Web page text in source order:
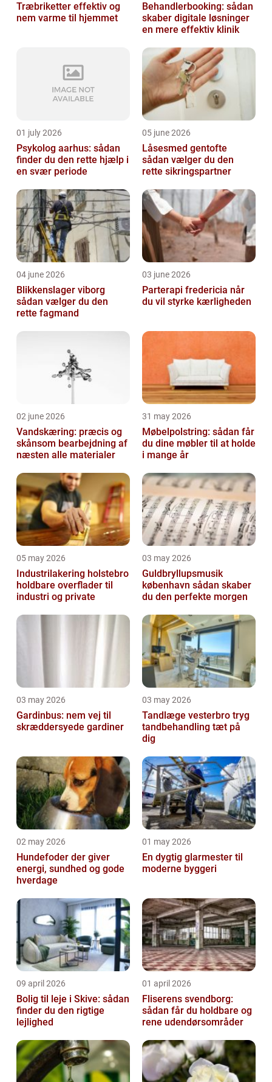
Træbriketter effektiv og
nem varme til hjemmet
Behandlerbooking: sådan
skaber digitale løsninger
en mere effektiv klinik
01 july 2026
Psykolog aarhus: sådan
finder du den rette hjælp i
en svær periode
05 june 2026
Låsesmed gentofte
sådan vælger du den
rette sikringspartner
04 june 2026
Blikkenslager viborg
sådan vælger du den
rette fagmand
03 june 2026
Parterapi fredericia når
du vil styrke kærligheden
02 june 2026
Vandskæring: præcis og
skånsom bearbejdning af
næsten alle materialer
31 may 2026
Møbelpolstring: sådan får
du dine møbler til at holde
i mange år
05 may 2026
Industrilakering holstebro
holdbare overflader til
industri og private
03 may 2026
Guldbryllupsmusik
københavn sådan skaber
du den perfekte morgen
03 may 2026
Gardinbus: nem vej til
skræddersyede gardiner
03 may 2026
Tandlæge vesterbro tryg
tandbehandling tæt på
dig
02 may 2026
Hundefoder der giver
energi, sundhed og gode
hverdage
01 may 2026
En dygtig glarmester til
moderne byggeri
09 april 2026
Bolig til leje i Skive: sådan
finder du den rigtige
lejlighed
01 april 2026
Fliserens svendborg:
sådan får du holdbare og
rene udendørsområder